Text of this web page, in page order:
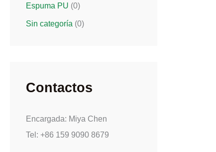
Espuma PU (0)
Sin categoría (0)
Contactos
Encargada: Miya Chen
Tel: +86 159 9090 8679